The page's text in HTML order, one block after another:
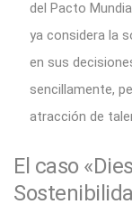
del Pacto
ya considera la
en sus
sencillamente,
atracción de
El caso